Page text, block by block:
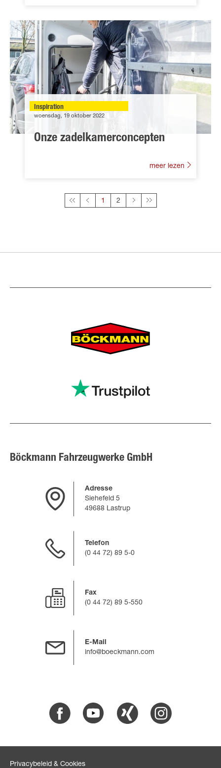
Inspiration
woensdag, 19 oktober 2022
Onze zadelkamerconcepten
meer lezen
Deze pagina
1 2
Böckmann Fahrzeugwerke GmbH
Adresse
Siehefeld 5
49688 Lastrup
Telefon
(0 44 72) 89 5-0
Fax
(0 44 72) 89 5-550
E-Mail
info@boeckmann.com
Facebook Youtube Xing Instagram
Privacybeleid & Cookies